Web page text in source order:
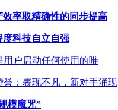
率取精确性的同步提高
度科技自立自强
用户启动任何使用的唯
誉：表现不凡，新对手涌现
模魔咒”